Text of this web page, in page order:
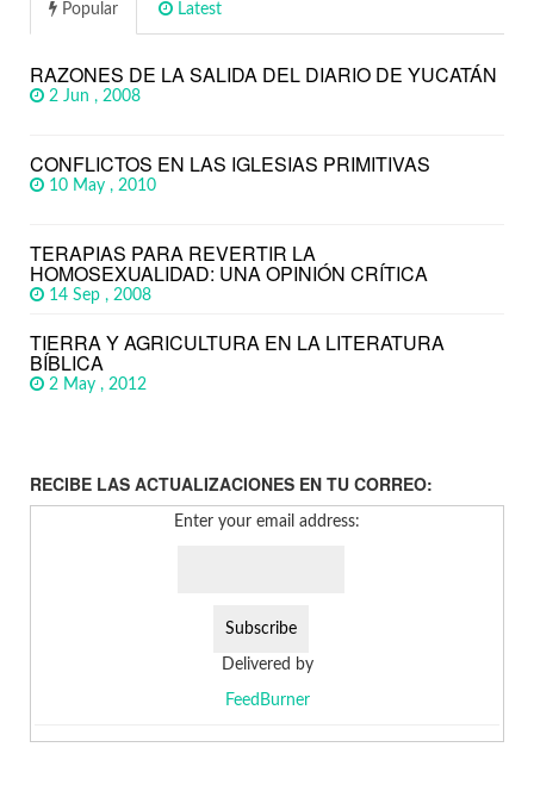
Popular Latest
RAZONES DE LA SALIDA DEL DIARIO DE YUCATÁN
2 Jun , 2008
CONFLICTOS EN LAS IGLESIAS PRIMITIVAS
10 May , 2010
TERAPIAS PARA REVERTIR LA
HOMOSEXUALIDAD: UNA OPINIÓN CRÍTICA
14 Sep , 2008
TIERRA Y AGRICULTURA EN LA LITERATURA
BÍBLICA
2 May , 2012
RECIBE LAS ACTUALIZACIONES EN TU CORREO:
Enter your email address:
Delivered by
FeedBurner